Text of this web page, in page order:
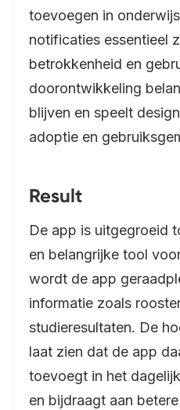
toevoegen in
notificaties essentieel
betrokkenheid en
doorontwikkeling
blijven en speelt
adoptie en
Result
De app is uitgegroeid
en belangrijke tool
wordt de app
informatie zoals
studieresultaten. De
laat zien dat de app
toevoegt in het
en bijdraagt aan